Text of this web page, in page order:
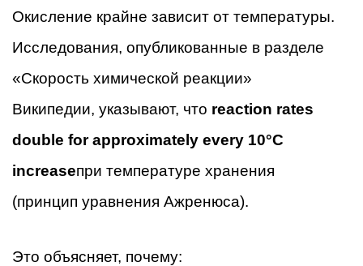
Окисление крайне зависит от температуры.
Исследования, опубликованные в разделе
«Скорость химической реакции»
Википедии, указывают, что reaction rates
double for approximately every 10°C
increaseпри температуре хранения
(принцип уравнения Ажренюса).
Это объясняет, почему: